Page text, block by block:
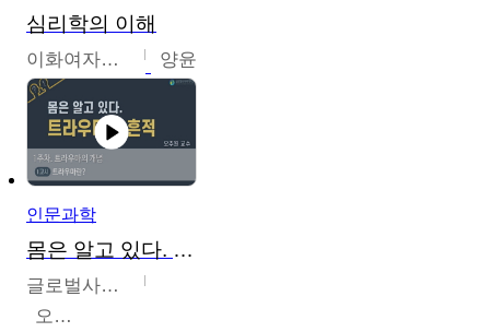
심리학의 이해
이화여자대학교 양윤
인문과학
몸은 알고 있다. 트라우마의 흔적
글로벌사이버대학교
오주원